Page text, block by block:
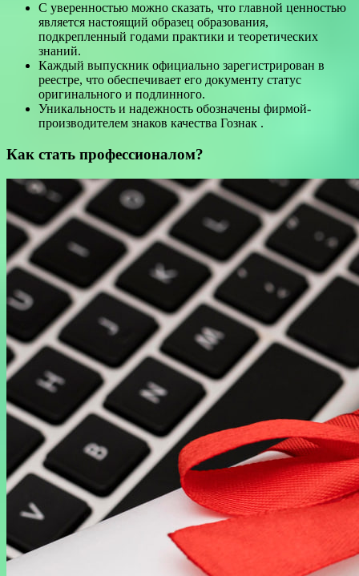
С уверенностью можно сказать, что главной ценностью
является настоящий образец образования,
подкрепленный годами практики и теоретических
знаний.
Каждый выпускник официально зарегистрирован в
реестре, что обеспечивает его документу статус
оригинального и подлинного.
Уникальность и надежность обозначены фирмой-
производителем знаков качества Гознак .
Как стать профессионалом?